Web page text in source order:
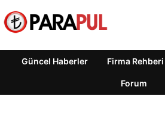
Güncel Haberler Firma Rehberi
Forum